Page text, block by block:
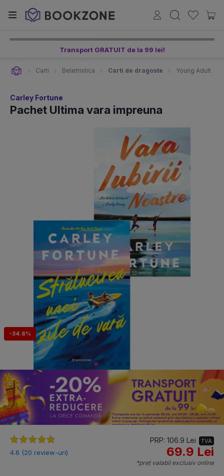
Transport GRATUIT de la 99 lei!
Carti Beletristica Carti de dragoste Young Adult
Carley Fortune
Pachet Ultima vara impreuna
-34.6%
4.6 (20 review-uri)
PRP: 106.9 Lei TVA
69.9 Lei
*preț valabil exclusiv online